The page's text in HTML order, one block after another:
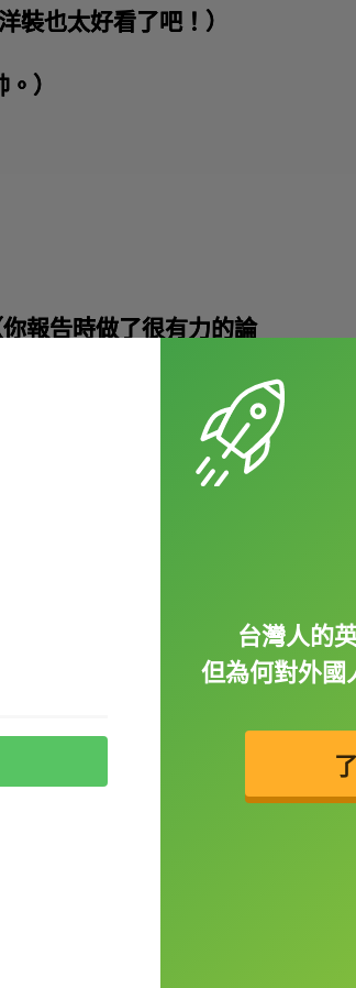
也太好看了吧！）
）
報告時做了很有力的論
良好的工作表現。）
how you dealt with
you.（你真的是超
做到。）
不練，就可以說：talks the
台灣人的
但為何對外國